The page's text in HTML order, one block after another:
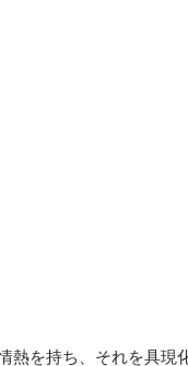
熱を持ち、それを具